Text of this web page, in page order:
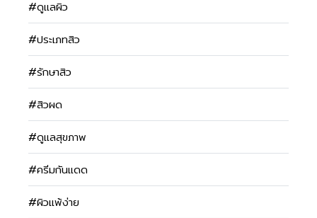
#ดูแลผิว
#ประเภทสิว
#รักษาสิว
#สิวผด
#ดูแลสุขภาพ
#ครีมกันแดด
#ผิวแพ้ง่าย